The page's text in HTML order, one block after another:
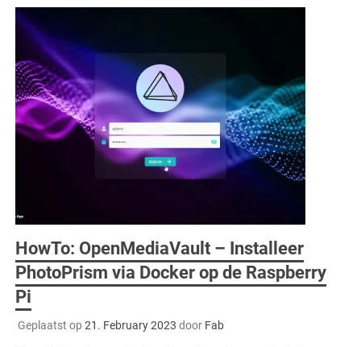
HowTo: OpenMediaVault – Installeer
PhotoPrism via Docker op de Raspberry
Pi
Geplaatst op 21. February 2023 door Fab